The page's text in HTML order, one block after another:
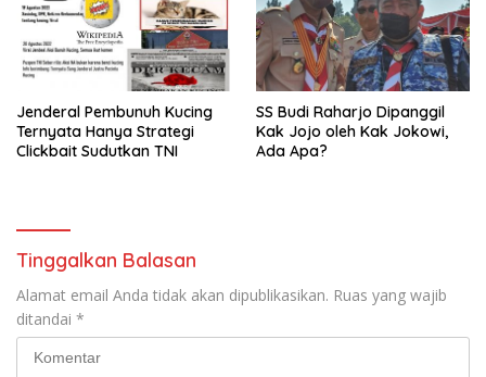
Jenderal Pembunuh Kucing
Ternyata Hanya Strategi
Clickbait Sudutkan TNI
SS Budi Raharjo Dipanggil
Kak Jojo oleh Kak Jokowi,
Ada Apa?
Tinggalkan Balasan
Alamat email Anda tidak akan dipublikasikan. Ruas yang wajib
ditandai *